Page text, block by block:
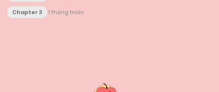
Chapter 3 1 tháng trước